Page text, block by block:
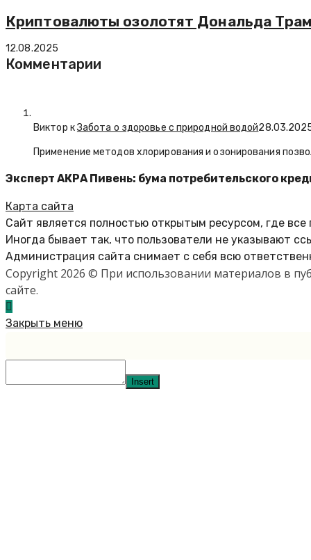
Криптовалюты озолотят Дональда
12.08.2025
Комментарии
Виктор кЗабота о здоровье с природной водой
Применение методов хлорирования и озонирования
Эксперт АКРА Пивень: бума потребительского
Карта сайта
Сайт является полностью открытым ресурсом, где
Иногда бывает так, что пользователи не указывают
Администрация сайта снимает с себя всю
Copyright 2026 © При использовании материалов в
сайте.
Закрыть меню
Insert